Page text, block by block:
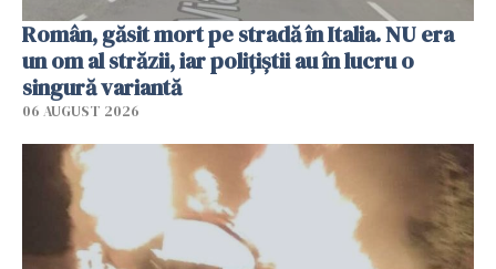
Român, găsit mort pe stradă în Italia. NU era
un om al străzii, iar polițiștii au în lucru o
singură variantă
06 AUGUST 2026